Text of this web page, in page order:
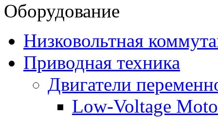
Оборудование
Низковольтная
Приводная техника
Двигатели
Low-Voltage